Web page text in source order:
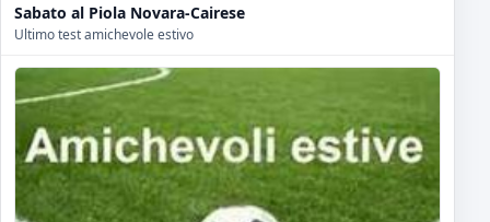
Sabato al Piola Novara-Cairese
Ultimo test amichevole estivo